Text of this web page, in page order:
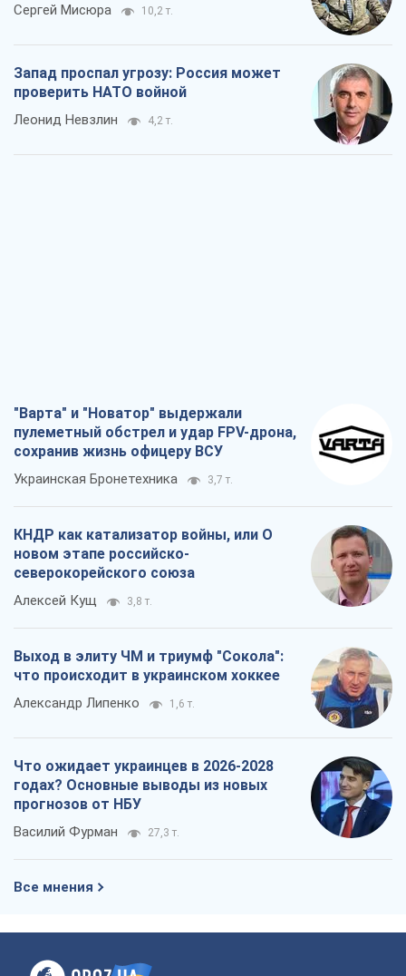
Сергей Мисюра 10,2 т.
Запад проспал угрозу: Россия может
проверить НАТО войной
Леонид Невзлин 4,2 т.
"Варта" и "Новатор" выдержали
пулеметный обстрел и удар FPV-дрона,
сохранив жизнь офицеру ВСУ
Украинская Бронетехника 3,7 т.
КНДР как катализатор войны, или О
новом этапе российско-
северокорейского союза
Алексей Кущ 3,8 т.
Выход в элиту ЧМ и триумф "Сокола":
что происходит в украинском хоккее
Александр Липенко 1,6 т.
Что ожидает украинцев в 2026-2028
годах? Основные выводы из новых
прогнозов от НБУ
Василий Фурман 27,3 т.
Все мнения